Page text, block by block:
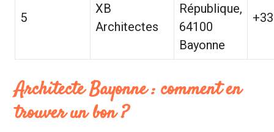
5
XB
Architectes
République,
64100
Bayonne
Architecte Bayonne : comment en
trouver un bon ?